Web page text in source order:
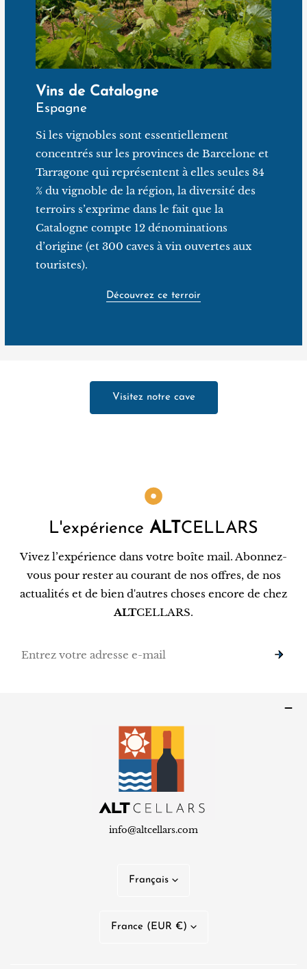
d’altitude sur des terrains peu fertiles composés de
pierres, de sable et d’argile.
Vins de Catalogne
Espagne
Si les vignobles sont essentiellement
concentrés sur les provinces de Barcelone et
Tarragone qui représentent à elles seules 84
% du vignoble de la région, la diversité des
terroirs s’exprime dans le fait que la
Catalogne compte 12 dénominations
d’origine (et 300 caves à vin ouvertes aux
touristes).
Découvrez ce terroir
Visitez notre cave
L'expérience ALTCELLARS
Vivez l’expérience dans votre boîte mail. Abonnez-
vous pour rester au courant de nos offres, de nos
actualités et de bien d'autres choses encore de chez
ALTCELLARS.
info@altcellars.com
Français
France (EUR €)